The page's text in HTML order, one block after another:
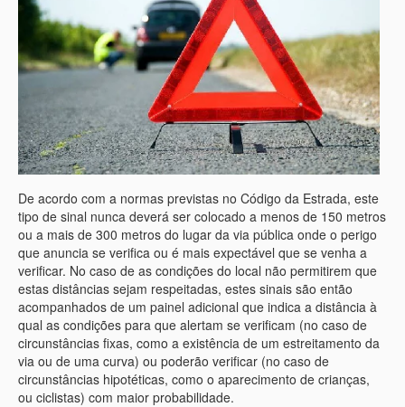
De acordo com a normas previstas no Código da Estrada, este
tipo de sinal nunca deverá ser colocado a menos de 150 metros
ou a mais de 300 metros do lugar da via pública onde o perigo
que anuncia se verifica ou é mais expectável que se venha a
verificar. No caso de as condições do local não permitirem que
estas distâncias sejam respeitadas, estes sinais são então
acompanhados de um painel adicional que indica a distância à
qual as condições para que alertam se verificam (no caso de
circunstâncias fixas, como a existência de um estreitamento da
via ou de uma curva) ou poderão verificar (no caso de
circunstâncias hipotéticas, como o aparecimento de crianças,
ou ciclistas) com maior probabilidade.